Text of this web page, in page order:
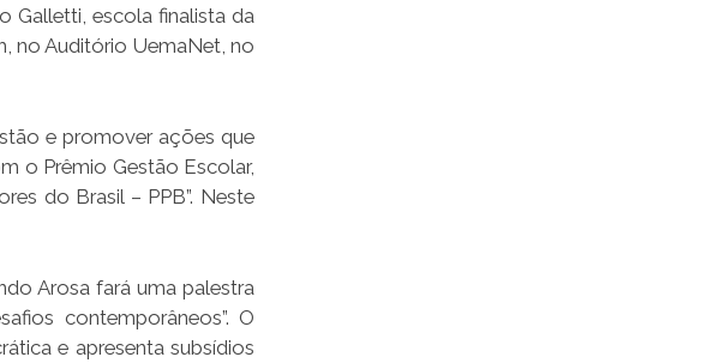
Galletti, escola finalista da
no Auditório UemaNet, no
e promover ações que
o Prêmio Gestão Escolar,
do Brasil – PPB”. Neste
Arosa fará uma palestra
contemporâneos”. O
e apresenta subsídios